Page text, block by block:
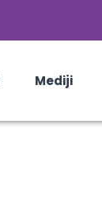
Mediji